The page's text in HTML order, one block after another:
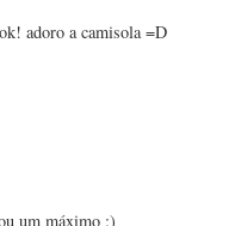
adoro a camisola =D
um máximo :)